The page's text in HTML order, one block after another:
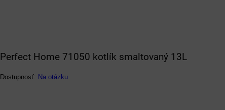
Perfect Home 71050 kotlík smaltovaný 13L
Dostupnosť: Na otázku